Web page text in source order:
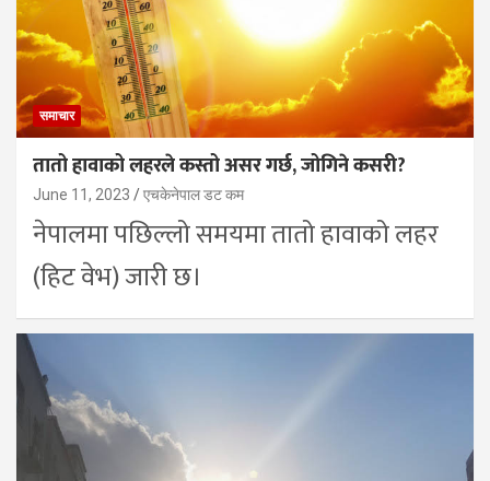
समाचार
तातो हावाको लहरले कस्तो असर गर्छ, जोगिने कसरी?
June 11, 2023 एचकेनेपाल डट कम
नेपालमा पछिल्लो समयमा तातो हावाको लहर
(हिट वेभ) जारी छ।